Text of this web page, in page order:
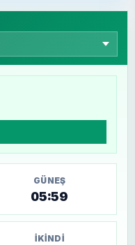
GÜNEŞ
05:59
İKINDI